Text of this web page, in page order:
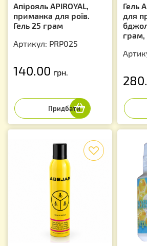
Апірояль APIROYAL,
приманка для роїв.
Гель 25 грам
Артикул: PRP025
140.00 грн.
Гель
для
грам,